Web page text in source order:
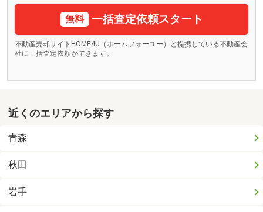
無料 一括査定依頼スタート
不動産売却サイトHOME4U（ホームフォーユー）と提携している不動産会
社に一括査定依頼ができます。
近くのエリアから探す
青森
秋田
岩手